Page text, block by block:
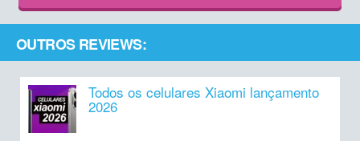
OUTROS REVIEWS:
Todos os celulares Xiaomi lançamento
2026